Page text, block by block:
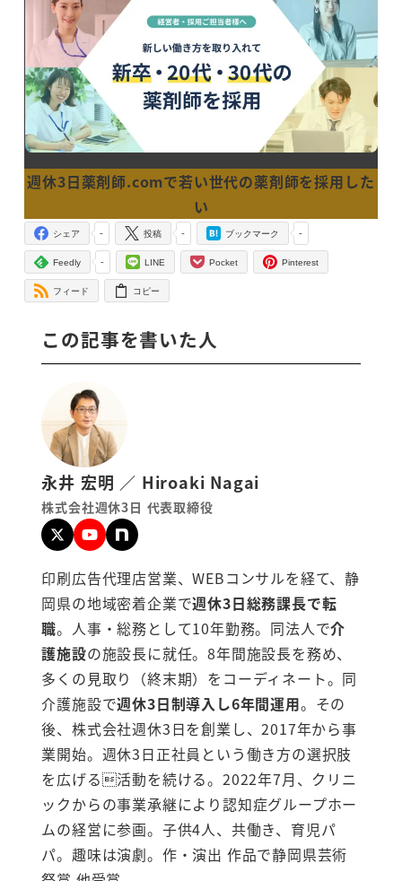
週休3日薬剤師.comで若い世代の薬剤師を採用した
い
-
シェア -
投稿 -
ブックマーク
-
Feedly LINE Pocket Pinterest
フィード コピー
この記事を書いた人
永井 宏明 ／ Hiroaki Nagai
株式会社週休3日 代表取締役
印刷広告代理店営業、WEBコンサルを経て、静
岡県の地域密着企業で週休3日総務課長で転
職。人事・総務として10年勤務。同法人で介
護施設の施設長に就任。8年間施設長を務め、
多くの見取り（終末期）をコーディネート。同
介護施設で週休3日制導入し6年間運用。その
後、株式会社週休3日を創業し、2017年から事
業開始。週休3日正社員という働き方の選択肢
を広げる活動を続ける。2022年7月、クリニ
ックからの事業承継により認知症グループホー
ムの経営に参画。子供4人、共働き、育児パ
パ。趣味は演劇。作・演出 作品で静岡県芸術